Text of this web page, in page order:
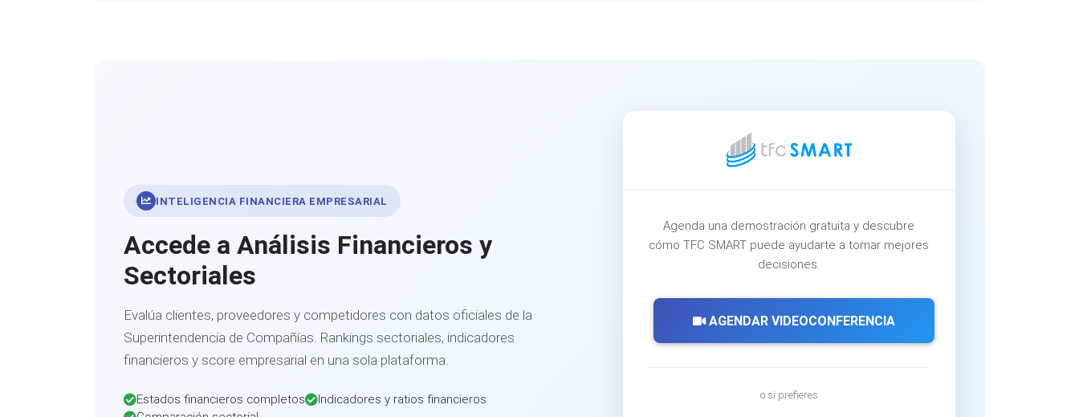
INTELIGENCIA FINANCIERA EMPRESARIAL
Accede a Análisis Financieros y
Sectoriales
Evalúa clientes, proveedores y competidores con datos oficiales de la
Superintendencia de Compañías. Rankings sectoriales, indicadores
financieros y score empresarial en una sola plataforma.
Estados financieros completos
Indicadores y ratios financieros
Agenda una demostración gratuita y descubre
cómo TFC SMART puede ayudarte a tomar mejores
decisiones.
AGENDAR VIDEOCONFERENCIA
o si prefieres